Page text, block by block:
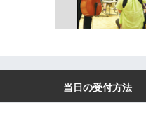
当日の受付方法